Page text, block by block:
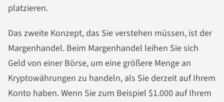
platzieren.
Das zweite Konzept, das Sie verstehen müssen, ist der
Margenhandel. Beim Margenhandel leihen Sie sich
Geld von einer Börse, um eine größere Menge an
Kryptowährungen zu handeln, als Sie derzeit auf Ihrem
Konto haben. Wenn Sie zum Beispiel $1.000 auf Ihrem